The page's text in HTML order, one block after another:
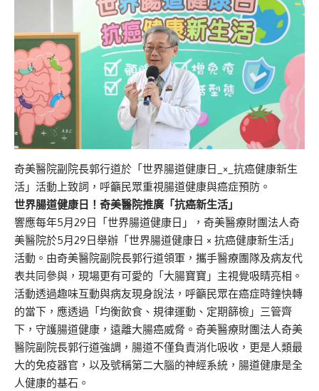
奇美醫院副院長郭行道於「世界腸道健康日_×_抗癌健康新生
活」活動上致詞，呼籲民眾重視腸道健康與癌症預防。
世界腸道健康日！奇美醫院推廣「抗癌新生活」
響應每年5月29日「世界腸道健康日」，奇美醫療財團法人奇
美醫院於5月29日舉辦「世界腸道健康日 × 抗癌健康新生活」
活動。由奇美醫院副院長郭行道領軍，攜手醫療團隊及病友代
表共同參與，現場更有可愛的「大腸寶寶」主視覺吸睛亮相。
活動透過趣味互動與病友現身說法，呼籲民眾在癌症時鐘快轉
的當下，應透過「均衡飲食、規律運動、定期篩檢」三管齊
下，守護腸道健康，遠離大腸癌威脅。奇美醫療財團法人奇美
醫院副院長郭行道強調，腸道不僅負責消化吸收，更是人類最
大的免疫器官，以及號稱第二大腦的神經系統，腸道健康是全
人健康的基石。